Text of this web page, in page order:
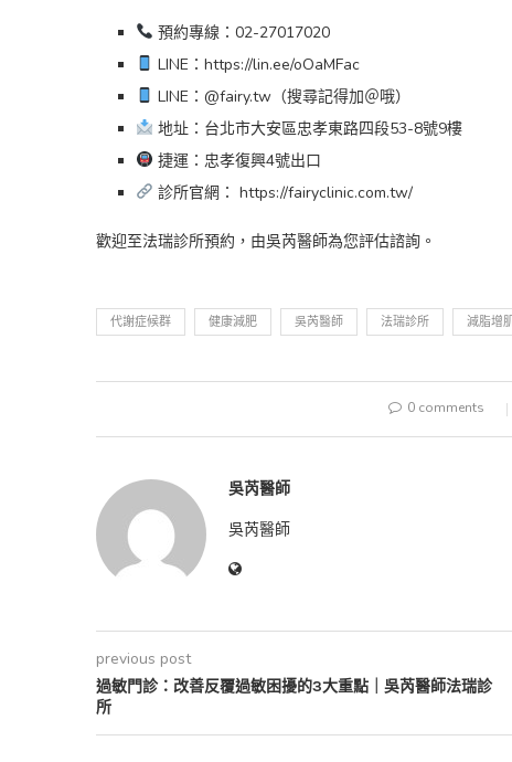
預約專線：02-27017020
LINE：https://lin.ee/oOaMFac
LINE：@fairy.tw（搜尋記得加＠哦）
地址：台北市大安區忠孝東路四段53-8號9樓
捷運：忠孝復興4號出口
診所官網： https://fairyclinic.com.tw/
歡迎至法瑞診所預約，由吳芮醫師為您評估諮詢。
代謝症候群 健康減肥 吳芮醫師 法瑞診所 減脂增
0 comments
吳芮醫師
吳芮醫師
previous post
過敏門診：改善反覆過敏困擾的3大重點｜吳芮醫師法瑞診
所